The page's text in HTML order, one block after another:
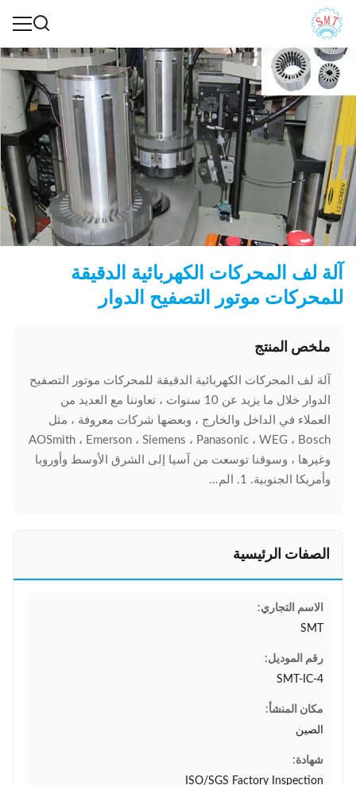
آلة لف المحركات الكهربائية الدقيقة
للمحركات موتور التصفيح الدوار
ملخص المنتج
آلة لف المحركات الكهربائية الدقيقة للمحركات موتور التصفيح
الدوار خلال ما يزيد عن 10 سنوات ، تعاوننا مع العديد من
العملاء في الداخل والخارج ، وبعضها شركات معروفة ، مثل
AOSmith ، Emerson ، Siemens ، Panasonic ، WEG ، Bosch
وغيرها ، وسوقنا توسعت من آسيا إلى الشرق الأوسط وأوروبا
وأمريكا الجنوبية. 1. الم...
الصفات الرئيسية
الاسم التجاري:
SMT
رقم الموديل:
SMT-IC-4
مكان المنشأ:
الصين
شهادة:
ISO/SGS Factory Inspection